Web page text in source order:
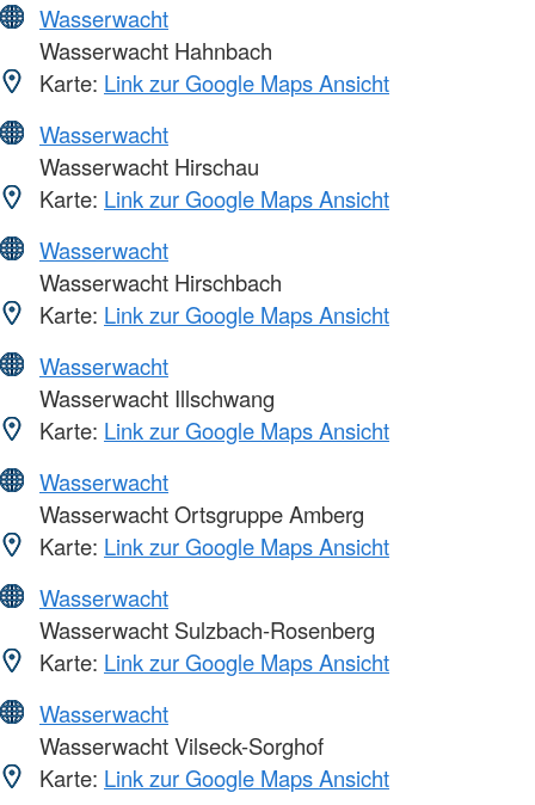
Wasserwacht
Wasserwacht Hahnbach
Karte: Link zur Google Maps Ansicht
Wasserwacht
Wasserwacht Hirschau
Karte: Link zur Google Maps Ansicht
Wasserwacht
Wasserwacht Hirschbach
Karte: Link zur Google Maps Ansicht
Wasserwacht
Wasserwacht Illschwang
Karte: Link zur Google Maps Ansicht
Wasserwacht
Wasserwacht Ortsgruppe Amberg
Karte: Link zur Google Maps Ansicht
Wasserwacht
Wasserwacht Sulzbach-Rosenberg
Karte: Link zur Google Maps Ansicht
Wasserwacht
Wasserwacht Vilseck-Sorghof
Karte: Link zur Google Maps Ansicht